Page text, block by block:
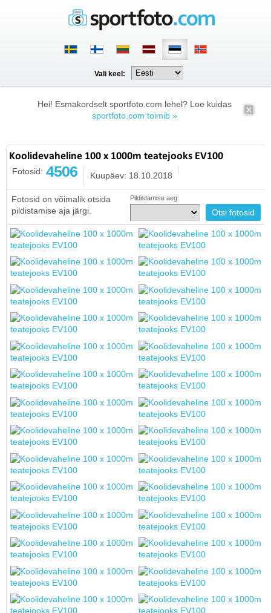
Vali keel:
Hei! Esmakordselt sportfoto.com lehel? Loe kuidas
sportfoto.com toimib »
Koolidevaheline 100 x 1000m teatejooks EV100
Fotosid: 4506 Kuupäev: 18.10.2018
Fotosid on võimalik otsida
pildistamise aja järgi.
Pildistamise aeg: